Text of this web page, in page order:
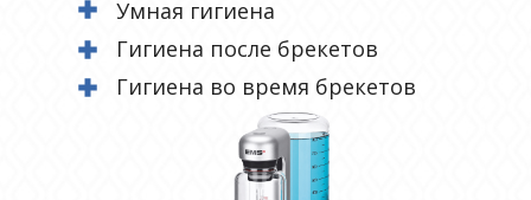
Умная гигиена
Гигиена после брекетов
Гигиена во время брекетов